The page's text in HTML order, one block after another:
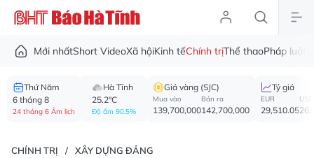
Mới nhấtShort VideoXã hộiKinh tếChính trịThể thaoPháp luật
Thứ Năm
6 tháng 8
24 tháng 6 Âm lịch
Hà Tĩnh
25.2°C
Độ ẩm 90.5%
Giá vàng (SJC)
Mua vào
139,700,000
Bán ra
142,700,000
Tỷ giá
EUR
29,510.05
USD
CHÍNH TRỊ XÂY DỰNG ĐẢNG